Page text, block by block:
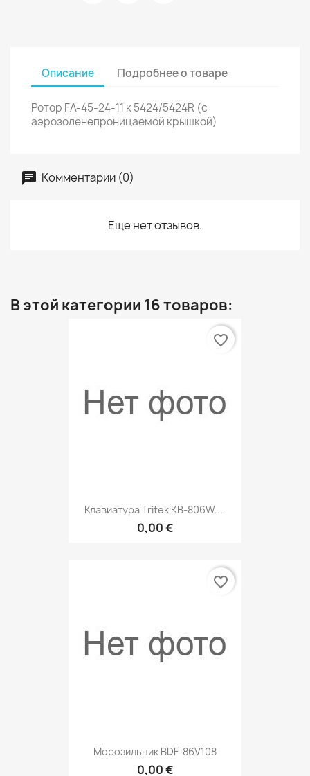
Описание Подробнее о товаре
Ротор FA-45-24-11 к 5424/5424R (с
аэрозоленепроницаемой крышкой)
Комментарии (0)
Еще нет отзывов.
В этой категории 16 товаров:
Клавиатура Tritek KB-806W....
0,00 €
favorite_border
Морозильник BDF-86V108
0,00 €
favorite_border